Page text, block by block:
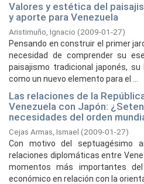
Valores y estética del
y aporte para Venezuela
Aristimuño, Ignacio (2009-01-27)
Pensando en construir el primer
necesidad de comprender su
paisajismo tradicional japonés,
como un nuevo elemento para el ...
Las relaciones de la
Venezuela con Japón:
necesidades del orden
Cejas Armas, Ismael (2009-01-27)
Con motivo del septuagésimo
relaciones diplomáticas entre
momentos más importantes
económico en relación con la